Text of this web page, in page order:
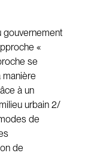
gouvernement
«
se
à un
urbain 2/
de
de